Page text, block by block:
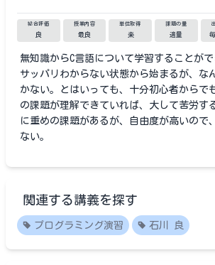
総合評価
良
授業内容
最良
単位取得
楽
課題の量
適量
無知識からC言語について学習することが
サッパリわからない状態から始まるが、な
かない。とはいっても、十分初心者からで
の課題が理解できていれば、大して苦労す
に重めの課題があるが、自由度が高いので
ない。
関連する講義を探す
プログラミング演習 石川 良